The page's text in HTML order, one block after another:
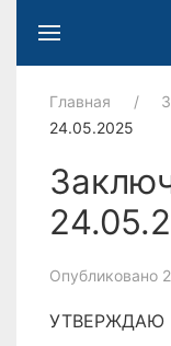
Главная
24.05.2025
Опубликовано
УТВЕРЖДАЮ